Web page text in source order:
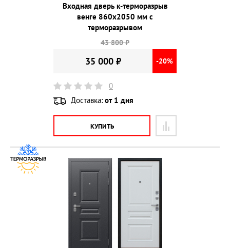
Входная дверь к-терморазрыв
венге 860х2050 мм с
терморазрывом
43 800 ₽
35 000 ₽ -20%
0
Доставка: от 1 дня
КУПИТЬ